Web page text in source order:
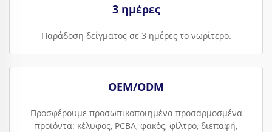
3 ημέρες
Παράδοση δείγματος σε 3 ημέρες το νωρίτερο.
OEM/ODM
Προσφέρουμε προσωπικοποιημένα προσαρμοσμένα
προϊόντα: κέλυφος, PCBA, φακός, φίλτρο, διεπαφή,